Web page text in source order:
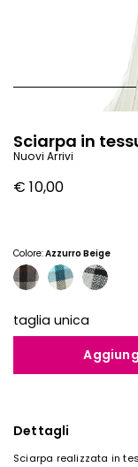
Sciarpa in
Nuovi Arrivi
€ 10,00
Colore:Azzurro Beige
taglia unica
Dettagli
Sciarpa realizzata in